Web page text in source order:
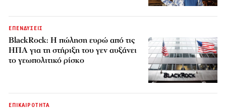
ΕΠΕΝΔΥΣΕΙΣ
BlackRock: Η πώληση ευρώ από τις
ΗΠΑ για τη στήριξη του γεν αυξάνει
το γεωπολιτικό ρίσκο
ΕΠΙΚΑΙΡΟΤΗΤΑ